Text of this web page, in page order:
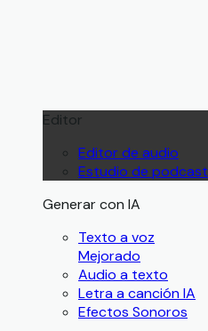
Editor
Editor de audio
Estudio de podcast
Generar con IA
Texto a voz
Mejorado
Audio a texto
Letra a canción IA
Efectos Sonoros